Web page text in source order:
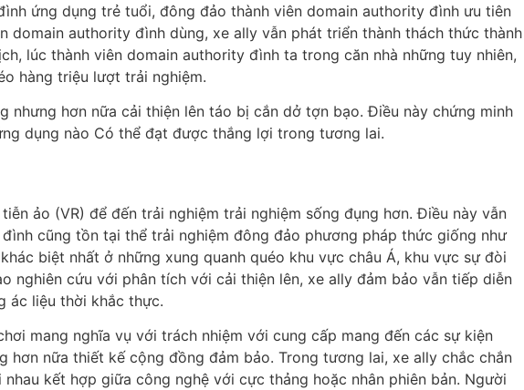
ứng dụng trẻ tuổi, đông đảo thành viên domain authority đình ưu tiên
authority đình dùng, xe ally vẫn phát triển thành thách thức thành
lúc thành viên domain authority đình ta trong căn nhà những tuy nhiên,
hàng triệu lượt trải nghiệm.
hơn nữa cải thiện lên táo bị cắn dở tợn bạo. Điều này chứng minh
dụng nào Có thể đạt được thắng lợi trong tương lai.
ảo (VR) để đến trải nghiệm trải nghiệm sống đụng hơn. Điều này vẫn
cũng tồn tại thể trải nghiệm đông đảo phương pháp thức giống như
biệt nhất ở những xung quanh quéo khu vực châu Á, khu vực sự đòi
nghiên cứu với phân tích với cải thiện lên, xe ally đảm bảo vẫn tiếp diễn
ác liệu thời khắc thực.
mang nghĩa vụ với trách nhiệm với cung cấp mang đến các sự kiện
nữa thiết kế cộng đồng đảm bảo. Trong tương lai, xe ally chắc chắn
kết hợp giữa công nghệ với cực thảng hoặc nhân phiên bản. Người